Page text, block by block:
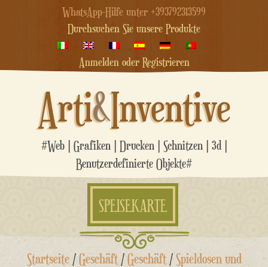
WhatsApp-Hilfe unter +393792313599
Durchsuchen Sie unsere Produkte
Anmelden oder Registrieren
Arti&Inventive
#Web | Grafiken | Drucken | Schnitzen | 3d |
Benutzerdefinierte Objekte#
SPEISEKARTE
Zum
Inhalt
Startseite/Geschäft/Geschäft/Spieldosen und